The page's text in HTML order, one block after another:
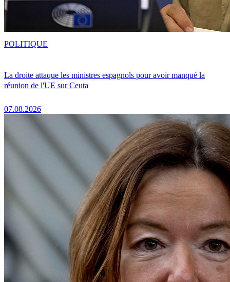
La droite attaque les ministres espagnols pour avoir manqué la
réunion de l'UE sur Ceuta
07.08.2026
POLITIQUE